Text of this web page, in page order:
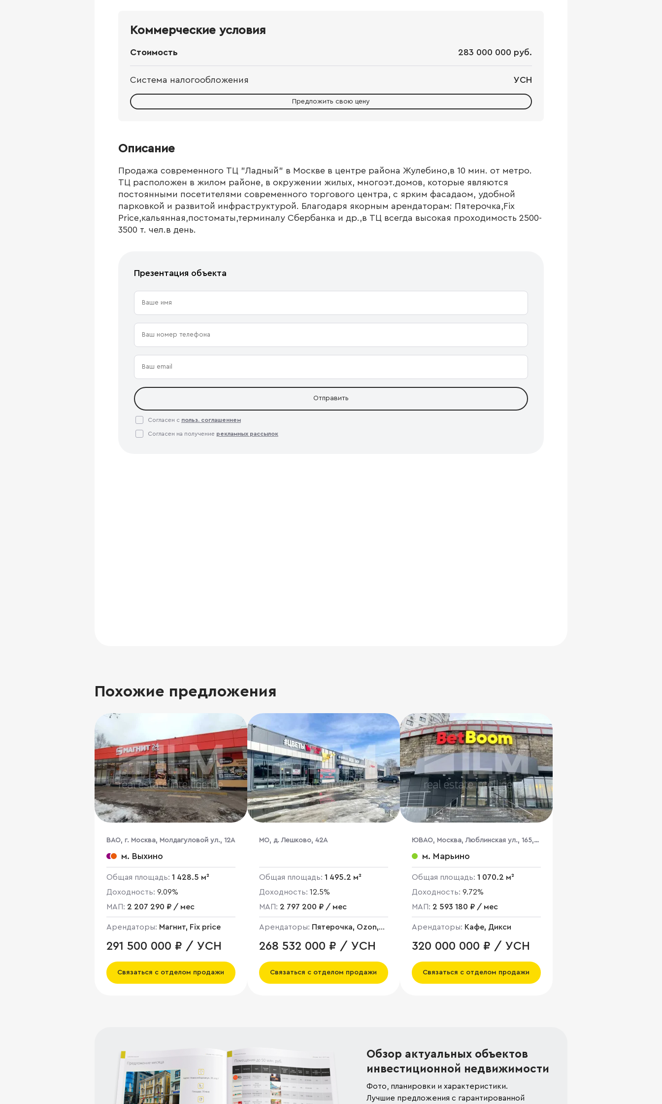
Коммерческие условия
Стоимость 283 000 000 руб.
Система налогообложения УСН
Предложить свою цену
Описание
Продажа современного ТЦ "Ладный" в Москве в центре района Жулебино,в 10 мин. от метро.
ТЦ расположен в жилом районе, в окружении жилых, многоэт.домов, которые являются
постоянными посетителями современного торгового центра, с ярким фасадаом, удобной
парковкой и развитой инфраструктурой. Благодаря якорным арендаторам: Пятерочка,Fix
Price,кальянная,постоматы,терминалу Сбербанка и др.,в ТЦ всегда высокая проходимость 2500-
3500 т. чел.в день.
Презентация объекта
Отправить
Согласен с польз. соглашением
Согласен на получение рекламных рассылок
Похожие предложения
ВАО, г. Москва, Молдагуловой ул., 12А
м. Выхино
Общая площадь: 1 428.5 м²
Доходность: 9.09%
МАП: 2 207 290 ₽ / мес
Арендаторы: Магнит, Fix price
291 500 000 ₽ / УСН
Связаться с отделом продажи
МО, д. Лешково, 42А
Общая площадь: 1 495.2 м²
Доходность: 12.5%
МАП: 2 797 200 ₽ / мес
Арендаторы: Пятерочка, Ozon,
268 532 000 ₽ / УСН
Связаться с отделом продажи
ЮВАО, Москва, Люблинская ул., 165,
кор. 3м. Марьино
Общая площадь: 1 070.2 м²
Доходность: 9.72%
МАП: 2 593 180 ₽ / мес
Арендаторы: Кафе, Дикси
320 000 000 ₽ / УСН
Связаться с отделом продажи
Обзор актуальных объектов
инвестиционной недвижимости
Фото, планировки и характеристики.
Лучшие предложения с гарантированной